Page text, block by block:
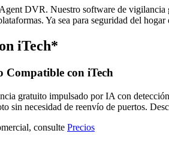
DVR. Nuestro software de
Ya sea para seguridad del
iTech*
Compatible con iTech
gratuito impulsado por IA con
sin necesidad de reenvío de puertos.
consulte Precios